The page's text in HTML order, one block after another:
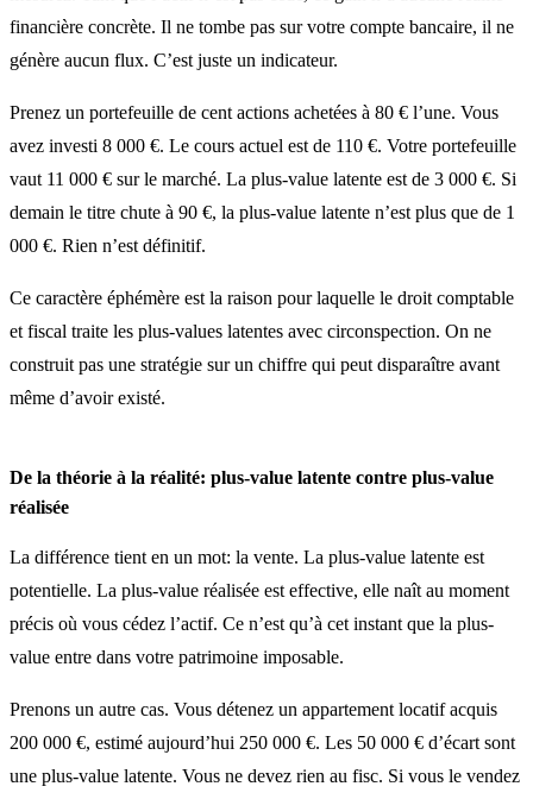
financière concrète. Il ne tombe pas sur votre compte bancaire, il ne
génère aucun flux. C’est juste un indicateur.
Prenez un portefeuille de cent actions achetées à 80 € l’une. Vous
avez investi 8 000 €. Le cours actuel est de 110 €. Votre portefeuille
vaut 11 000 € sur le marché. La plus-value latente est de 3 000 €. Si
demain le titre chute à 90 €, la plus-value latente n’est plus que de 1
000 €. Rien n’est définitif.
Ce caractère éphémère est la raison pour laquelle le droit comptable
et fiscal traite les plus-values latentes avec circonspection. On ne
construit pas une stratégie sur un chiffre qui peut disparaître avant
même d’avoir existé.
De la théorie à la réalité: plus-value latente contre plus-value
réalisée
La différence tient en un mot: la vente. La plus-value latente est
potentielle. La plus-value réalisée est effective, elle naît au moment
précis où vous cédez l’actif. Ce n’est qu’à cet instant que la plus-
value entre dans votre patrimoine imposable.
Prenons un autre cas. Vous détenez un appartement locatif acquis
200 000 €, estimé aujourd’hui 250 000 €. Les 50 000 € d’écart sont
une plus-value latente. Vous ne devez rien au fisc. Si vous le vendez